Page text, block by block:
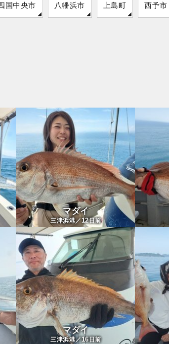
国中央市 八幡浜市 上島町 西予市
マダイ
三津浜港／ 12日前
マダイ
三津浜港／16日前